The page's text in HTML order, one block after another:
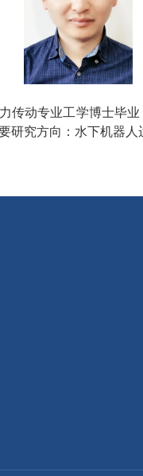
传动专业工学博士毕
究方向：水下机器